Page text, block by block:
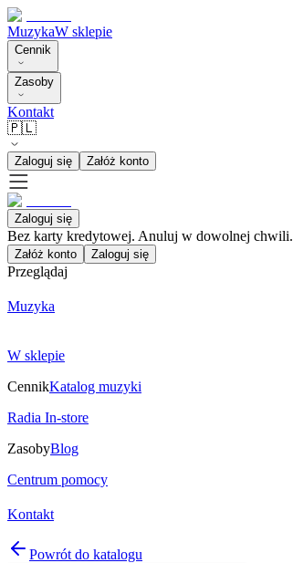
MuzykaW sklepie
Cennik
Zasoby
Kontakt
🇵🇱
Zaloguj się Załóż konto
Zaloguj się
Bez karty kredytowej. Anuluj w dowolnej chwili.
Załóż konto Zaloguj się
Przeglądaj
Muzyka
W sklepie
CennikKatalog muzyki
Radia In-store
ZasobyBlog
Centrum pomocy
Kontakt
Powrót do katalogu